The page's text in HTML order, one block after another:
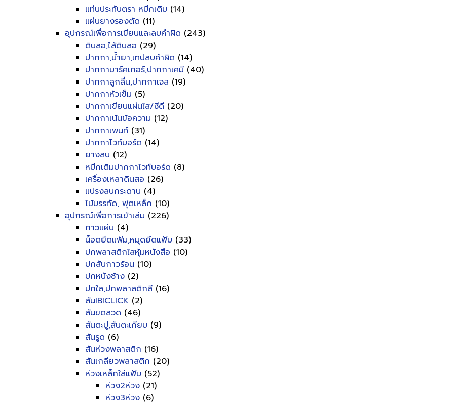
แท่นประทับตรา หมึกเติม (14)
แผ่นยางรองตัด (11)
อุปกรณ์เพื่อการเขียนและลบคำผิด (243)
ดินสอ,ไส้ดินสอ (29)
ปากกา,น้ำยา,เทปลบคำผิด (14)
ปากกามาร์คเกอร์,ปากกาเคมี (40)
ปากกาลูกลื่น,ปากกาเจล (19)
ปากกาหัวเข็ม (5)
ปากกาเขียนแผ่นใส/ซีดี (20)
ปากกาเน้นข้อความ (12)
ปากกาเพนท์ (31)
ปากกาไวท์บอร์ด (14)
ยางลบ (12)
หมึกเติมปากกาไวท์บอร์ด (8)
เครื่องเหลาดินสอ (26)
แปรงลบกระดาน (4)
ไม้บรรทัด, ฟุตเหล็ก (10)
อุปกรณ์เพื่อการเข้าเล่ม (226)
กาวแผ่น (4)
น็อดยึดแฟ้ม,หมุดยึดแฟ้ม (33)
ปกพลาสติกใสหุ้มหนังสือ (10)
ปกสันกาวร้อน (10)
ปกหนังช้าง (2)
ปกใส,ปกพลาสติกสี (16)
สันIBICLICK (2)
สันขดลวด (46)
สันตะปู,สันตะเกียบ (9)
สันรูด (6)
สันห่วงพลาสติก (16)
สันเกลียวพลาสติก (20)
ห่วงเหล็กใส่แฟ้ม (52)
ห่วง2ห่วง (21)
ห่วง3ห่วง (6)